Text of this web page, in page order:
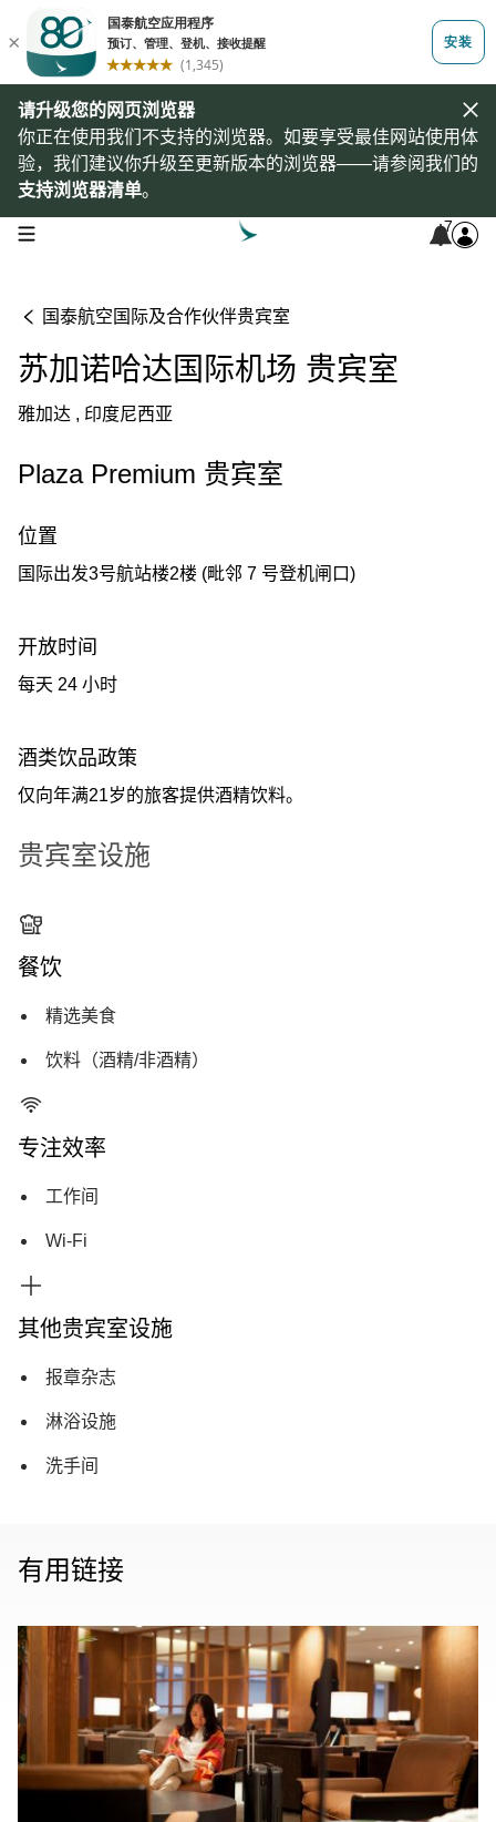
请升级您的网页浏览器
你正在使用我们不支持的浏览器。如要享受最佳网站使用体
验，我们建议你升级至更新版本的浏览器——请参阅我们的
支持浏览器清单。
open navigation menu 7
国泰航空国际及合作伙伴贵宾室
苏加诺哈达国际机场 贵宾室
雅加达 , 印度尼西亚
Plaza Premium 贵宾室
位置
国际出发3号航站楼2楼 (毗邻 7 号登机闸口)
开放时间
每天 24 小时
酒类饮品政策
仅向年满21岁的旅客提供酒精饮料。
贵宾室设施
餐饮
精选美食
饮料（酒精/非酒精）
专注效率
工作间
Wi-Fi
其他贵宾室设施
报章杂志
淋浴设施
洗手间
有用链接